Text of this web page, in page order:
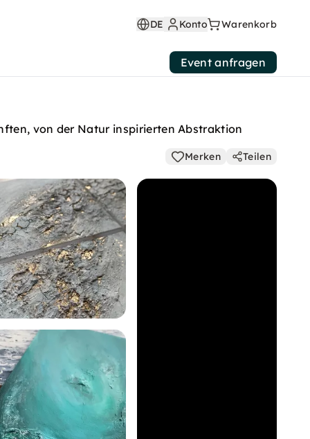
DE Konto Warenkorb
Event anfragen
von der Natur inspirierten Abstraktion
Merken Teilen